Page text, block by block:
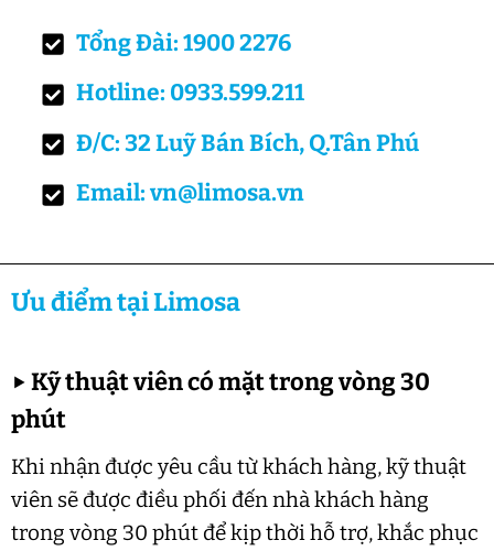
Tổng Đài: 1900 2276
Hotline: 0933.599.211
Đ/C: 32 Luỹ Bán Bích, Q.Tân Phú
Email: vn@limosa.vn
Ưu điểm tại Limosa
▶Kỹ thuật viên có mặt trong vòng 30
phút
Khi nhận được yêu cầu từ khách hàng, kỹ thuật
viên sẽ được điều phối đến nhà khách hàng
trong vòng 30 phút để kịp thời hỗ trợ, khắc phục